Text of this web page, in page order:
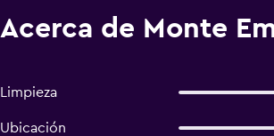
Acerca de Monte
Limpieza
Ubicación